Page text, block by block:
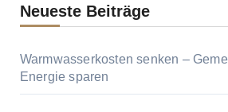
Neueste Beiträge
Warmwasserkosten senken –
Energie sparen